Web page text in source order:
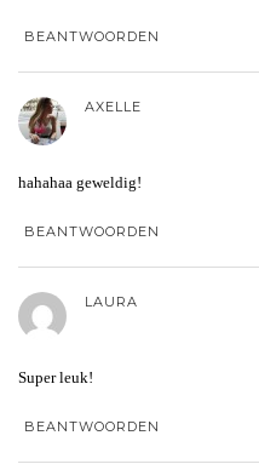
BEANTWOORDEN
AXELLE
hahahaa geweldig!
BEANTWOORDEN
LAURA
Super leuk!
BEANTWOORDEN